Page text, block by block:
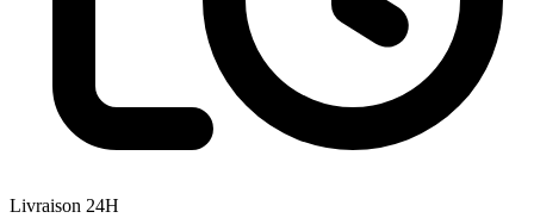
Livraison 24H